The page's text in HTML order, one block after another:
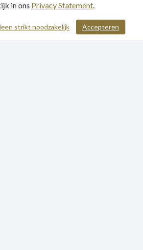
/ 40
in ons Privacy Statement.
Accepteren
strikt noodzakelijk